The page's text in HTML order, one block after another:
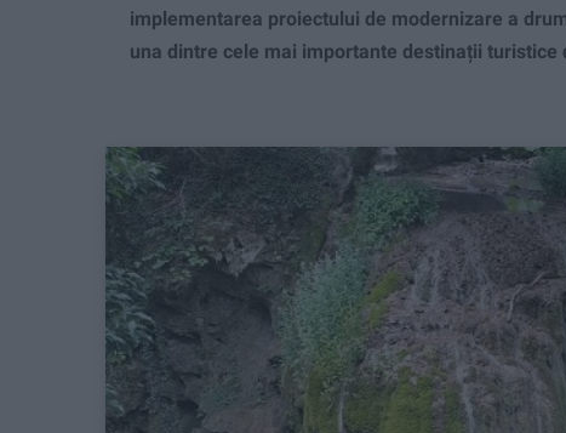
implementarea proiectului de modernizare a
una dintre cele mai importante destinații turistice